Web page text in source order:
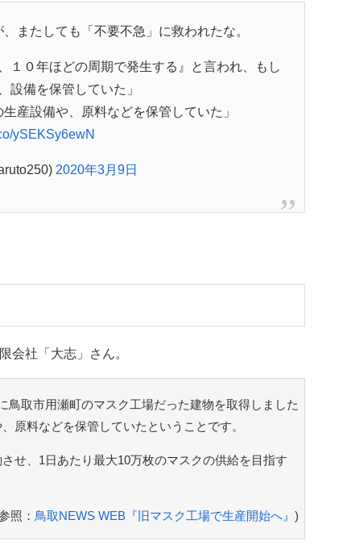
またしても「不要不急」に救われたな。
１０年ほどの周期で発生する』と言われ、もし
設備を保管していた」
産設備や、原料などを保管していた」
ySEKSy6ewN
2020年3月9日
会社「大志」さん。
鳥取市用瀬町のマスク工場だった建物を取得しました
原料などを保管していたということです。
せ、1日あたり最大10万枚のマスクの供給を目指す
照： 鳥取NEWS WEB『旧マスク工場で生産開始へ』 )